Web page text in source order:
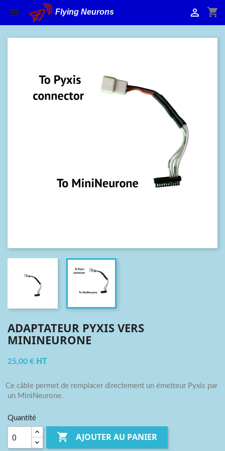
 shopping_cart

Flying Neurons
ADAPTATEUR PYXIS VERS
MININEURONE
25,00 € HT
Ce câble permet de remplacer directement un émetteur Pyxis par
un MiniNeurone.
Quantité
 AJOUTER AU PANIER